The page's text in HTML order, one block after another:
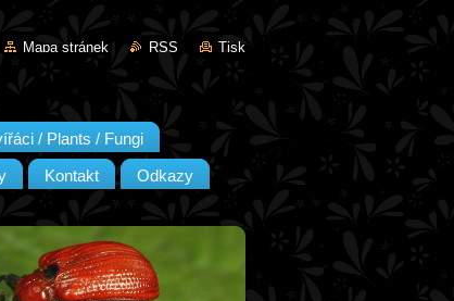
Mapa stránek RSS Tisk
/ Plants / Fungi
Kontakt Odkazy